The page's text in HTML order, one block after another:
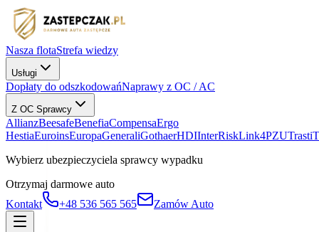
Nasza flotaStrefa wiedzy
Usługi
Dopłaty do odszkodowańNaprawy z OC / AC
Z OC Sprawcy
AllianzBeesafeBenefiaCompensaErgo
HestiaEuroinsEuropaGeneraliGothaerHDIInterRiskLink4PZUTrasti
Wybierz ubezpieczyciela sprawcy wypadku
Otrzymaj darmowe auto
Kontakt
+48 536 565 565 Zamów Auto